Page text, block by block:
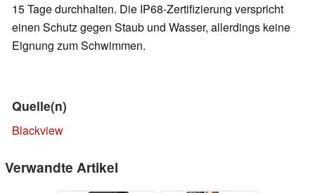
15 Tage durchhalten. Die IP68-Zertifizierung verspricht
einen Schutz gegen Staub und Wasser, allerdings keine
Eignung zum Schwimmen.
Quelle(n)
Blackview
Verwandte Artikel